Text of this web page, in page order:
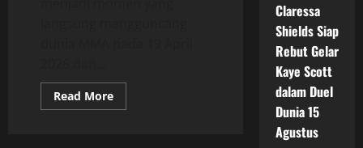
Read MoreRead
more
Claressa
Shields Siap
Rebut Gelar
Kaye Scott
dalam Duel
Dunia 15
Agustus